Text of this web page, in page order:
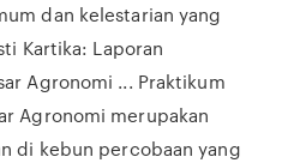
dan kelestarian yang
Kartika: Laporan
Agronomi ... Praktikum
Agronomi merupakan
di kebun percobaan yang